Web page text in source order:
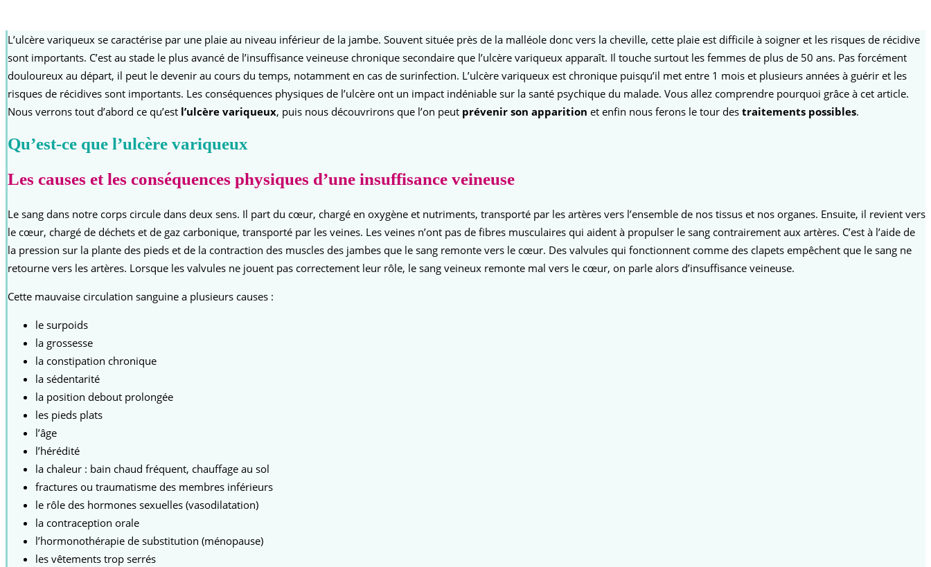
L’ulcère variqueux se caractérise par une plaie au niveau inférieur de la jambe. Souvent située près de la malléole donc vers la cheville, cette plaie est difficile à soigner et les risques de récidive
sont importants. C’est au stade le plus avancé de l’insuffisance veineuse chronique secondaire que l’ulcère variqueux apparaît. Il touche surtout les femmes de plus de 50 ans. Pas forcément
douloureux au départ, il peut le devenir au cours du temps, notamment en cas de surinfection. L’ulcère variqueux est chronique puisqu’il met entre 1 mois et plusieurs années à guérir et les
risques de récidives sont importants. Les conséquences physiques de l’ulcère ont un impact indéniable sur la santé psychique du malade. Vous allez comprendre pourquoi grâce à cet article.
Nous verrons tout d’abord ce qu’est l’ulcère variqueux, puis nous découvrirons que l’on peut prévenir son apparition et enfin nous ferons le tour des traitements possibles.
Qu’est-ce que l’ulcère variqueux
Les causes et les conséquences physiques d’une insuffisance veineuse
Le sang dans notre corps circule dans deux sens. Il part du cœur, chargé en oxygène et nutriments, transporté par les artères vers l’ensemble de nos tissus et nos organes. Ensuite, il revient vers
le cœur, chargé de déchets et de gaz carbonique, transporté par les veines. Les veines n’ont pas de fibres musculaires qui aident à propulser le sang contrairement aux artères. C’est à l’aide de
la pression sur la plante des pieds et de la contraction des muscles des jambes que le sang remonte vers le cœur. Des valvules qui fonctionnent comme des clapets empêchent que le sang ne
retourne vers les artères. Lorsque les valvules ne jouent pas correctement leur rôle, le sang veineux remonte mal vers le cœur, on parle alors d’insuffisance veineuse.
Cette mauvaise circulation sanguine a plusieurs causes :
le surpoids
la grossesse
la constipation chronique
la sédentarité
la position debout prolongée
les pieds plats
l’âge
l’hérédité
la chaleur : bain chaud fréquent, chauffage au sol
fractures ou traumatisme des membres inférieurs
le rôle des hormones sexuelles (vasodilatation)
la contraception orale
l’hormonothérapie de substitution (ménopause)
les vêtements trop serrés